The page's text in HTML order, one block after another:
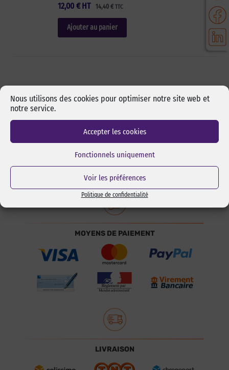
Nous utilisons des cookies pour optimiser notre site web et
notre service.
Accepter les cookies
Fonctionnels uniquement
Voir les préférences
Politique de confidentialité
12,00 € 14,40 €TTC
HT
Ajouter au panier
DISTRIBUTEUR AGRÉÉ
MOYENS DE PAIEMENT
LIVRAISON